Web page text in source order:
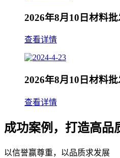
2026年8月10日材料
查看详情
2026年8月10日材料
查看详情
成功案例，打造高品
以信誉赢尊重，以品质求发展